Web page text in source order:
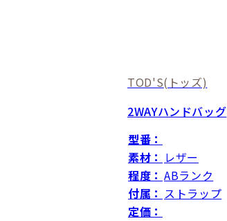
TOD'S(トッズ)
2WAYハンドバッグ
型番：
素材： レザー
程度： ABランク
付属： ストラップ
定価：